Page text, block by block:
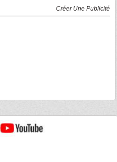
Créer Une Publicité